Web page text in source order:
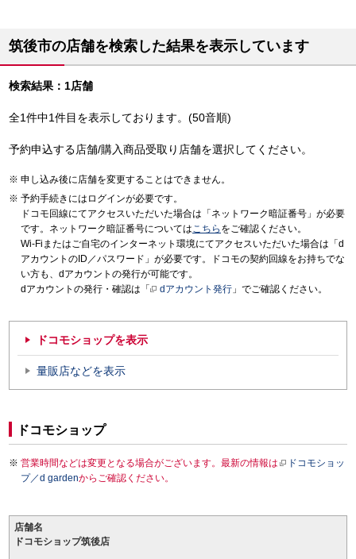
筑後市の店舗を検索した結果を表示しています
検索結果：1店舗
全1件中1件目を表示しております。(50音順)
予約申込する店舗/購入商品受取り店舗を選択してください。
申し込み後に店舗を変更することはできません。
予約手続きにはログインが必要です。
ドコモ回線にてアクセスいただいた場合は「ネットワーク暗証番号」が必要
です。ネットワーク暗証番号についてはこちら をご確認ください。
Wi-Fiまたはご自宅のインターネット環境にてアクセスいただいた場合は「d
アカウントのID／パスワード」が必要です。ドコモの契約回線をお持ちでな
い方も、dアカウントの発行が可能です。
dアカウントの発行・確認は「
dアカウント発行 」でご確認ください。
ドコモショップを表示
量販店などを表示
ドコモショップ
営業時間などは変更となる場合がございます。最新の情報は
ドコモショッ
プ／d gardenからご確認ください。
店舗名
ドコモショップ筑後店